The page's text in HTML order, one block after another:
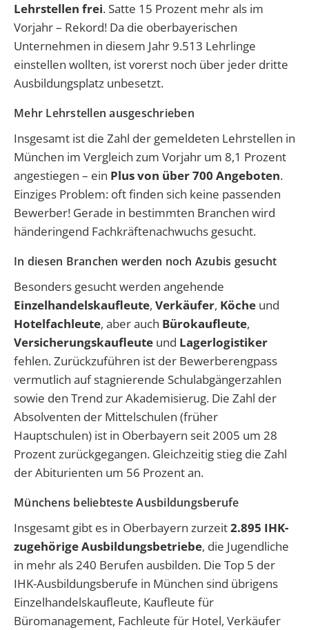
Lehrstellen frei. Satte 15 Prozent mehr als im
Vorjahr – Rekord! Da die oberbayerischen
Unternehmen in diesem Jahr 9.513 Lehrlinge
einstellen wollten, ist vorerst noch über jeder dritte
Ausbildungsplatz unbesetzt.
Mehr Lehrstellen ausgeschrieben
Insgesamt ist die Zahl der gemeldeten Lehrstellen in
München im Vergleich zum Vorjahr um 8,1 Prozent
angestiegen – ein Plus von über 700 Angeboten.
‎Einziges Problem: oft finden sich keine passenden
Bewerber! Gerade in bestimmten Branchen wird
händeringend Fachkräftenachwuchs gesucht.
In diesen Branchen werden noch Azubis gesucht
Besonders gesucht werden angehende
Einzelhandelskaufleute, Verkäufer, Köche und
Hotelfachleute, aber auch Bürokaufleute,
Versicherungskaufleute und Lagerlogistiker
fehlen. Zurückzuführen ist der Bewerberengpass
vermutlich auf stagnierende Schulabgänger­zahlen
sowie den Trend zur Akademisierug. Die Zahl der
Absolventen der Mittelschulen (früher
Hauptschulen) ist in Oberbayern seit 2005 um 28
Prozent zurückgegangen. Gleichzeitig stieg die Zahl
der Abiturienten um 56 Prozent an.
Münchens beliebteste Ausbildungsberufe
Insgesamt gibt es in Oberbayern zurzeit2.895 IHK-
zugehörige Ausbildungsbetriebe, die Jugendliche
in mehr als 240 Berufen ausbilden. Die Top 5 der
IHK-Ausbildungsberufe in München sind übrigens
Einzelhandelskaufleute, Kaufleute für
Büromanagement, Fachleute für Hotel, Verkäufer